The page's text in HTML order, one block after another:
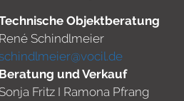
Objektberatung
René Schindlmeier
Beratung und Verkauf
Fritz I Ramona Pfrang